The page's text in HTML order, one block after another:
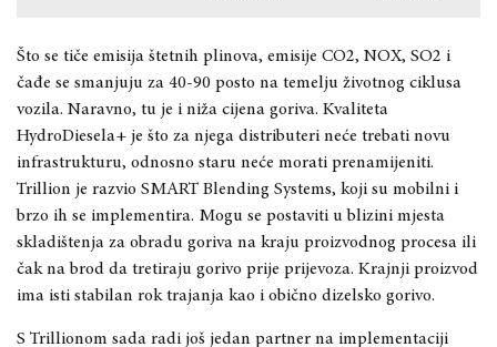
Što se tiče emisija štetnih plinova, emisije CO2, NOX, SO2 i
čađe se smanjuju za 40-90 posto na temelju životnog ciklusa
vozila. Naravno, tu je i niža cijena goriva. Kvaliteta
HydroDiesela+ je što za njega distributeri neće trebati novu
infrastrukturu, odnosno staru neće morati prenamijeniti.
Trillion je razvio SMART Blending Systems, koji su mobilni i
brzo ih se implementira. Mogu se postaviti u blizini mjesta
skladištenja za obradu goriva na kraju proizvodnog procesa ili
čak na brod da tretiraju gorivo prije prijevoza. Krajnji proizvod
ima isti stabilan rok trajanja kao i obično dizelsko gorivo.
S Trillionom sada radi još jedan partner na implementaciji